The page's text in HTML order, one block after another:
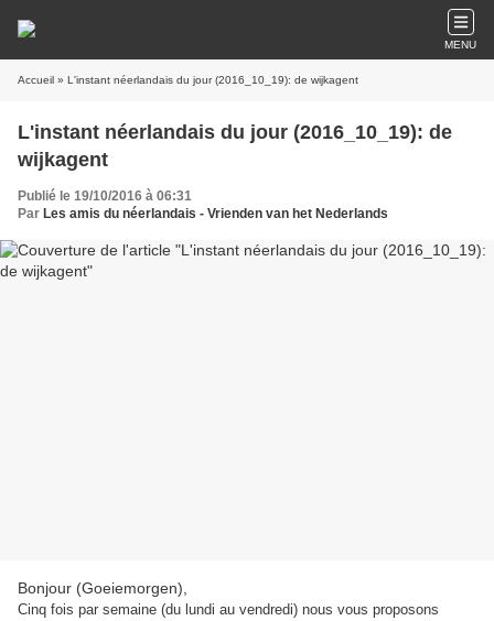
MENU
Accueil » L'instant néerlandais du jour (2016_10_19): de wijkagent
L'instant néerlandais du jour (2016_10_19): de
wijkagent
Publié le 19/10/2016 à 06:31
Par Les amis du néerlandais - Vrienden van het Nederlands
Bonjour (Goeiemorgen),
Cinq fois par semaine (du lundi au vendredi) nous vous proposons